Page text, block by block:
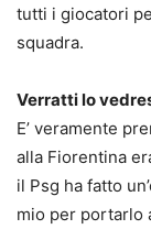
tutti i giocatori
squadra.
Verratti lo
E’ veramente
alla Fiorentina
il Psg ha fatto
mio per portarlo